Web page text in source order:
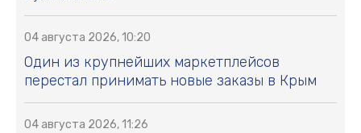
04 августа 2026, 10:20
Один из крупнейших маркетплейсов
перестал принимать новые заказы в Крым
04 августа 2026, 11:26